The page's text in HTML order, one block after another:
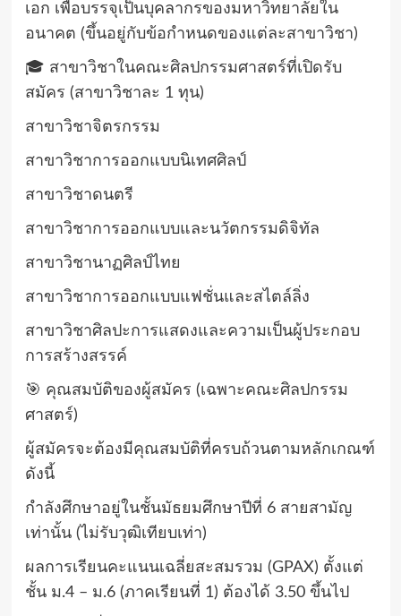
เอก เพื่อบรรจุเป็นบุคลากรของมหาวิทยาลัยใน
อนาคต (ขึ้นอยู่กับข้อกำหนดของแต่ละสาขาวิชา)
🎓 สาขาวิชาในคณะศิลปกรรมศาสตร์ที่เปิดรับ
สมัคร (สาขาวิชาละ 1 ทุน)
สาขาวิชาจิตรกรรม
สาขาวิชาการออกแบบนิเทศศิลป์
สาขาวิชาดนตรี
สาขาวิชาการออกแบบและนวัตกรรมดิจิทัล
สาขาวิชานาฏศิลป์ไทย
สาขาวิชาการออกแบบแฟชั่นและสไตล์ลิ่ง
สาขาวิชาศิลปะการแสดงและความเป็นผู้ประกอบ
การสร้างสรรค์
🎯 คุณสมบัติของผู้สมัคร (เฉพาะคณะศิลปกรรม
ศาสตร์)
ผู้สมัครจะต้องมีคุณสมบัติที่ครบถ้วนตามหลักเกณฑ์
ดังนี้
กำลังศึกษาอยู่ในชั้นมัธยมศึกษาปีที่ 6 สายสามัญ
เท่านั้น (ไม่รับวุฒิเทียบเท่า)
ผลการเรียนคะแนนเฉลี่ยสะสมรวม (GPAX) ตั้งแต่
ชั้น ม.4 – ม.6 (ภาคเรียนที่ 1) ต้องได้ 3.50 ขึ้นไป